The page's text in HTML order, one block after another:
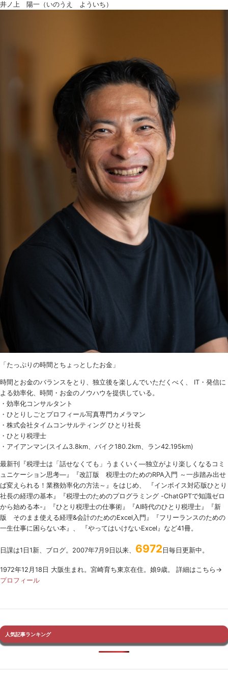
井ノ上 陽一（いのうえ よういち）
「たっぷりの時間とちょっとしたお金」
時間とお金のバランスをとり、独立後を楽しんでいただくべく、 IT・発信に
よる効率化、時間・お金のノウハウを提供している。
・効率化コンサルタント
・ひとりしごとプロフィール写真専門カメラマン
・株式会社タイムコンサルティング ひとり社長
・ひとり税理士
・アイアンマン(スイム3.8km、バイク180.2km、ラン42.195km)
最新刊『税理士は「話せなくても」うまくいく ―独立がより楽しくなるコミ
ュニケーション思考―』『改訂版 税理士のためのRPA 入門 ～一歩踏み出せ
ば変えられる！業務効率化の方法～』をはじめ、 『インボイス対応版ひとり
社長の経理の基本』『税理士のためのプログラミング -ChatGPTで知識ゼロ
から始める本-』『ひとり税理士の仕事術』『AI時代のひとり税理士』『新
版 そのまま使える経理&会計のためのExcel入門』『フリーランスのための
一生仕事に困らない本』、 『やってはいけないExcel』など41冊。
日課は1日1新、ブログ。2007年7月9日以来、 6972 日毎日更新中。
1972年12月18日 大阪生まれ。宮崎育ち東京在住。娘9歳。 詳細はこちら→
プロフィール
人気記事ランキング